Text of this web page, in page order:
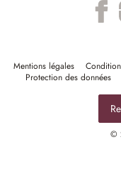
Mentions légales
Protection des données
©